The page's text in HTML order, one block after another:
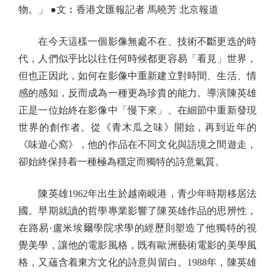
物。」 ●文︰香港文匯報記者 馬曉芳 北京報道
在今天這樣一個影像無處不在、技術不斷更迭的時
代，人們似乎比以往任何時候都更容易「看見」世界，
但也正因此，如何在影像中重新建立對時間、生活、情
感的感知，反而成為一種更為珍貴的能力。導演陳英雄
正是一位始終在影像中「慢下來」、在細節中重新發現
世界的創作者。從《青木瓜之味》開始，再到近年的
《味遊心窩》，他的作品在不同文化與語境之間遊走，
卻始終保持着一種極為穩定而獨特的詩意氣質。
陳英雄1962年出生於越南峴港，青少年時期移居法
國。早期就讀的哲學專業影響了陳英雄作品的思辨性，
在路易·盧米埃爾學院求學的經歷則塑造了他獨特的視
覺美學，讓他的電影風格，既有歐洲藝術電影的美學風
格，又蘊含着東方文化的詩意與留白。1988年，陳英雄